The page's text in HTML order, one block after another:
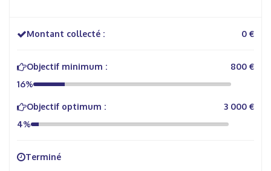
Montant collecté : 0 €
Objectif minimum :
800 €
16%
Objectif optimum :
3 000 €
4%
Terminé